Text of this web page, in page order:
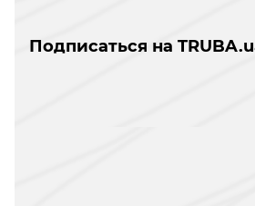
Подписаться на